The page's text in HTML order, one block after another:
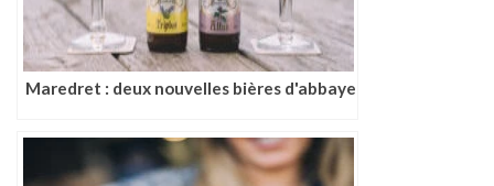
Maredret : deux nouvelles bières d'abbaye